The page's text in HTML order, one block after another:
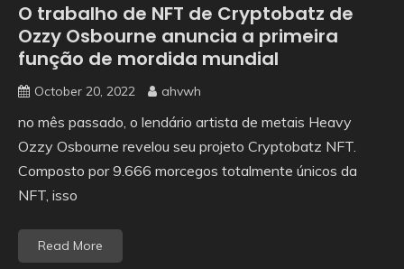
O trabalho de NFT de Cryptobatz de
Ozzy Osbourne anuncia a primeira
função de mordida mundial
October 20, 2022 ahvwh
no mês passado, o lendário artista de metais Heavy
Ozzy Osbourne revelou seu projeto Cryptobatz NFT.
Composto por 9.666 morcegos totalmente únicos da
NFT, isso
Read More